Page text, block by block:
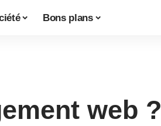
Bons plans
web ?